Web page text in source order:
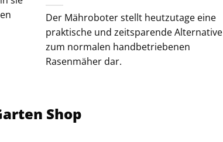
Der Mähroboter stellt heutzutage eine
praktische und zeitsparende Alternative
zum normalen handbetriebenen
Rasenmäher dar.
Shop